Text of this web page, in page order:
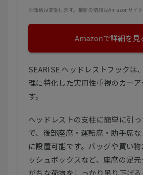
※価格は変動します。最新の情報はAmazonサイト
Amazonで詳細を見
SEARISE ヘッドレストフックは
理に特化した実用性重視のカー
す。
ヘッドレストの支柱に簡単に引
で、後部座席・運転席・助手席
に設置可能です。バッグや買い物
ッシュボックスなど、座席の足
がちな荷物をしっかり吊り下げる